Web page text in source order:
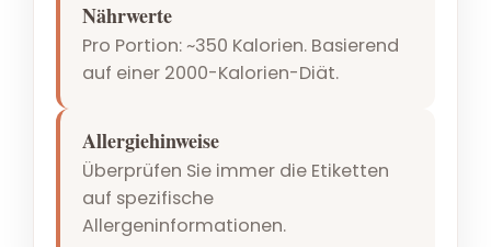
Nährwerte
Pro Portion: ~350 Kalorien. Basierend
auf einer 2000-Kalorien-Diät.
Allergiehinweise
Überprüfen Sie immer die Etiketten
auf spezifische
Allergeninformationen.